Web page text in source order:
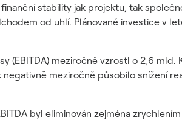
stability jak projektu, tak
od uhlí. Plánované investice v
(EBITDA) meziročně vzrostl o 2,6 mld.
meziročně působilo snížení
byl eliminován zejména